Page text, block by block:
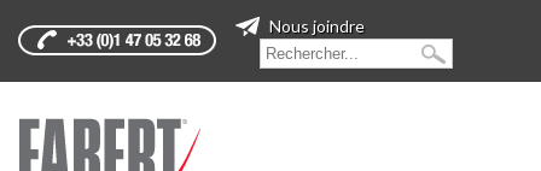
Nous joindre